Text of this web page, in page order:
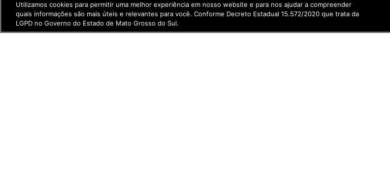
Utilizamos cookies para permitir uma melhor experiência em nosso website e para nos ajudar a compreender
quais informações são mais úteis e relevantes para você. Conforme Decreto Estadual 15.572/2020 que trata da
LGPD no Governo do Estado de Mato Grosso do Sul.